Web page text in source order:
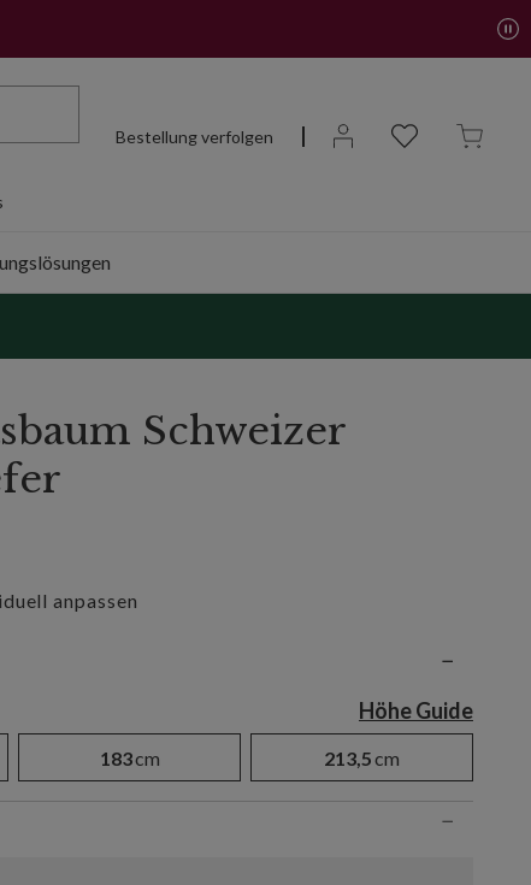
Bestellung verfolgen
Schweizer
anpassen
−
Höhe Guide
183cm 213,5cm
−